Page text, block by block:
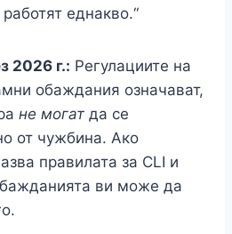
еднакво.“
2026 г.: Регулациите на
обаждания означават,
не могат да се
от чужбина. Ако
правилата за CLI и
ви може да